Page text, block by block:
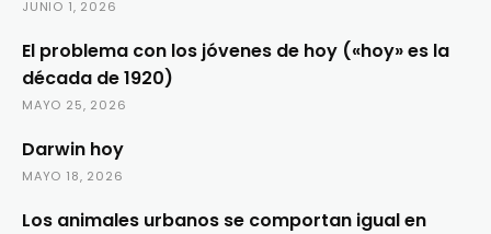
JUNIO 1, 2026
El problema con los jóvenes de hoy («hoy» es la
década de 1920)
MAYO 25, 2026
Darwin hoy
MAYO 18, 2026
Los animales urbanos se comportan igual en